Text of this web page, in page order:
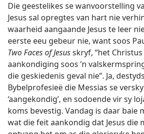
Die geestelikes se wanvoorstelling
Jesus sal opregtes van hart nie
waarheid aangaande Jesus te leer
eerste eeu gebeur nie, want soos
Two Faces of Jesusskryf, “het
aankondiging soos ’n
die geskiedenis geval nie”. Ja,
Bybelprofesieë die Messias se
‘aangekondig’, en sodoende vir sy
koms bevestig. Vandag is daar baie
wat die feit aankondig dat Jesus die